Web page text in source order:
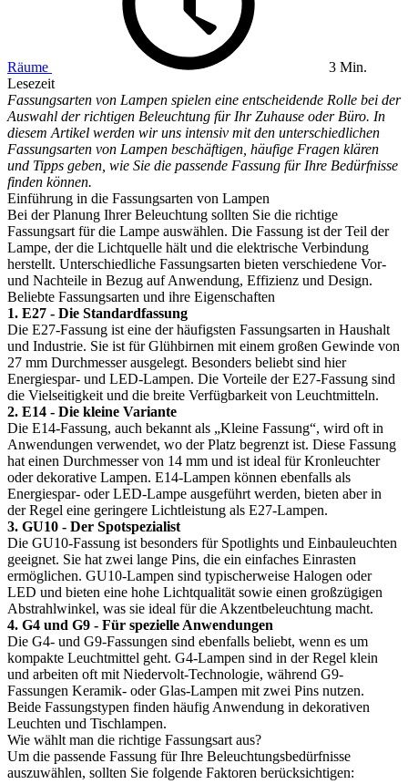
Räume
3 Min.
Lesezeit
Fassungsarten von Lampen spielen eine entscheidende Rolle bei der
Auswahl der richtigen Beleuchtung für Ihr Zuhause oder Büro. In
diesem Artikel werden wir uns intensiv mit den unterschiedlichen
Fassungsarten von Lampen beschäftigen, häufige Fragen klären
und Tipps geben, wie Sie die passende Fassung für Ihre Bedürfnisse
finden können.
Einführung in die Fassungsarten von Lampen
Bei der Planung Ihrer Beleuchtung sollten Sie die richtige
Fassungsart für die Lampe auswählen. Die Fassung ist der Teil der
Lampe, der die Lichtquelle hält und die elektrische Verbindung
herstellt. Unterschiedliche Fassungsarten bieten verschiedene Vor-
und Nachteile in Bezug auf Anwendung, Effizienz und Design.
Beliebte Fassungsarten und ihre Eigenschaften
1. E27 - Die Standardfassung
Die E27-Fassung ist eine der häufigsten Fassungsarten in Haushalt
und Industrie. Sie ist für Glühbirnen mit einem großen Gewinde von
27 mm Durchmesser ausgelegt. Besonders beliebt sind hier
Energiespar- und LED-Lampen. Die Vorteile der E27-Fassung sind
die Vielseitigkeit und die breite Verfügbarkeit von Leuchtmitteln.
2. E14 - Die kleine Variante
Die E14-Fassung, auch bekannt als „Kleine Fassung“, wird oft in
Anwendungen verwendet, wo der Platz begrenzt ist. Diese Fassung
hat einen Durchmesser von 14 mm und ist ideal für Kronleuchter
oder dekorative Lampen. E14-Lampen können ebenfalls als
Energiespar- oder LED-Lampe ausgeführt werden, bieten aber in
der Regel eine geringere Lichtleistung als E27-Lampen.
3. GU10 - Der Spotspezialist
Die GU10-Fassung ist besonders für Spotlights und Einbauleuchten
geeignet. Sie hat zwei lange Pins, die ein einfaches Einrasten
ermöglichen. GU10-Lampen sind typischerweise Halogen oder
LED und bieten eine hohe Lichtqualität sowie einen großzügigen
Abstrahlwinkel, was sie ideal für die Akzentbeleuchtung macht.
4. G4 und G9 - Für spezielle Anwendungen
Die G4- und G9-Fassungen sind ebenfalls beliebt, wenn es um
kompakte Leuchtmittel geht. G4-Lampen sind in der Regel klein
und arbeiten oft mit Niedervolt-Technologie, während G9-
Fassungen Keramik- oder Glas-Lampen mit zwei Pins nutzen.
Beide Fassungstypen finden häufig Anwendung in dekorativen
Leuchten und Tischlampen.
Wie wählt man die richtige Fassungsart aus?
Um die passende Fassung für Ihre Beleuchtungsbedürfnisse
auszuwählen, sollten Sie folgende Faktoren berücksichtigen: